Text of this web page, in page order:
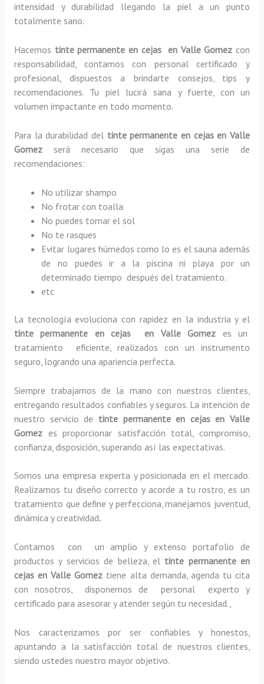
intensidad y durabilidad llegando la piel a un punto
totalmente sano.
Hacemos tinte permanente en cejas en Valle Gomez con
responsabilidad, contamos con personal certificado y
profesional, dispuestos a brindarte consejos, tips y
recomendaciones. Tu piel lucirá sana y fuerte, con un
volumen impactante en todo momento.
Para la durabilidad del tinte permanente en cejas en Valle
Gomez será necesario que sigas una serie de
recomendaciones:
No utilizar shampo
No frotar con toalla
No puedes tomar el sol
No te rasques
Evitar lugares húmedos como lo es el sauna además
de no puedes ir a la piscina ni playa por un
determinado tiempo después del tratamiento.
etc
La tecnología evoluciona con rapidez en la industria y el
tinte permanente en cejas en Valle Gomez es un
tratamiento eficiente, realizados con un instrumento
seguro, logrando una apariencia perfecta.
Siempre trabajamos de la mano con nuestros clientes,
entregando resultados confiables y seguros. La intención de
nuestro servicio de tinte permanente en cejas en Valle
Gomez es proporcionar satisfacción total, compromiso,
confianza, disposición, superando así las expectativas.
Somos una empresa experta y posicionada en el mercado.
Realizamos tu diseño correcto y acorde a tu rostro, es un
tratamiento que define y perfecciona, manejamos juventud,
dinámica y creatividad.
Contamos con un amplio y extenso portafolio de
productos y servicios de belleza, el tinte permanente en
cejas en Valle Gomez tiene alta demanda, agenda tu cita
con nosotros, disponemos de personal experto y
certificado para asesorar y atender según tu necesidad.,
Nos caracterizamos por ser confiables y honestos,
apuntando a la satisfacción total de nuestros clientes,
siendo ustedes nuestro mayor objetivo.